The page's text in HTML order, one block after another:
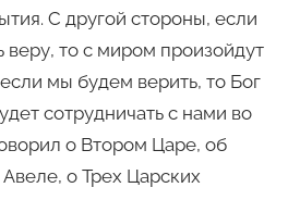
С другой стороны, если
то с миром произойдут
мы будем верить, то Бог
сотрудничать с нами во
о Втором Царе, об
о Трех Царских